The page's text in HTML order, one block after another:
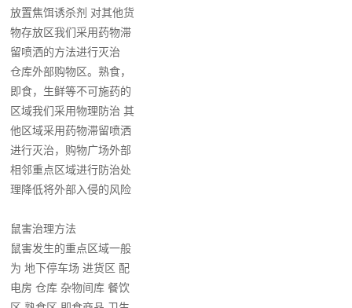
放置焦饵诱杀剂 对其他货
物存放区我们采用药物滞
留喷洒的方法进行灭治
仓库外部购物区。熟食，
即食，生鲜等不可施药的
区域我们采用物理防治 其
他区域采用药物滞留喷洒
进行灭治，购物广场外部
相邻重点区域进行防治处
理降低将外部入侵的风险
鼠害治理方法
鼠害发生的重点区域一般
为 地下停车场 进货区 配
电房 仓库 杂物间库 餐饮